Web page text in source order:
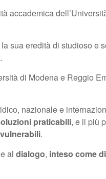
accademica
sua eredità di studioso e
di Modena e Reggio
nazionale e
praticabili, e il più
.
e al dialogo, inteso come